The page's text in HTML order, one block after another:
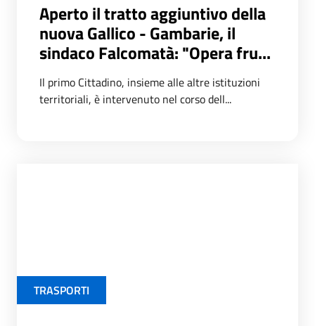
Aperto il tratto aggiuntivo della
nuova Gallico - Gambarie, il
sindaco Falcomatà: "Opera fru...
Il primo Cittadino, insieme alle altre istituzioni
territoriali, è intervenuto nel corso dell...
TRASPORTI